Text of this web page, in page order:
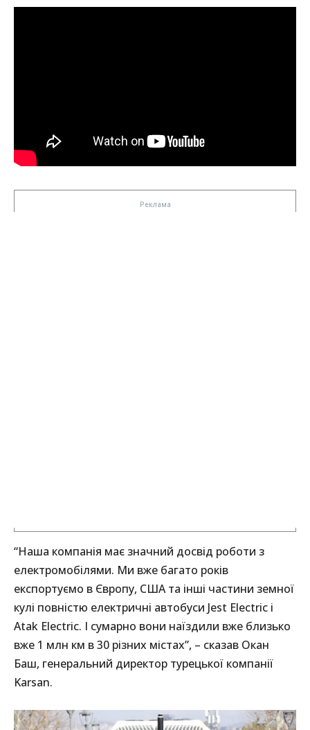
“Наша компанія має значний досвід роботи з
електромобілями. Ми вже багато років
експортуємо в Європу, США та інші частини земної
кулі повністю електричні автобуси Jest Electric і
Atak Electric. І сумарно вони наїздили вже близько
вже 1 млн км в 30 різних містах”, – сказав Окан
Баш, генеральний директор турецької компанії
Karsan.